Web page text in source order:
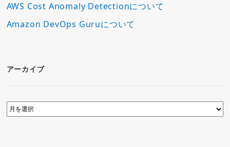
AWS Cost Anomaly Detectionについて
Amazon DevOps Guruについて
アーカイブ